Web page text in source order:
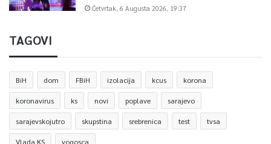
Četvrtak, 6 Augusta 2026, 19:37
TAGOVI
BiH dom FBiH izolacija kcus korona
koronavirus ks novi poplave sarajevo
sarajevskojutro skupstina srebrenica test tvsa
Vlada KS vogosca